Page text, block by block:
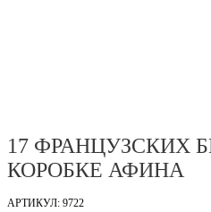
17 ФРАНЦУЗСКИХ
КОРОБКЕ АФИНА
АРТИКУЛ: 9722